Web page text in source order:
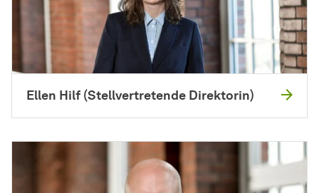
Ellen Hilf (Stellvertretende Direktorin)